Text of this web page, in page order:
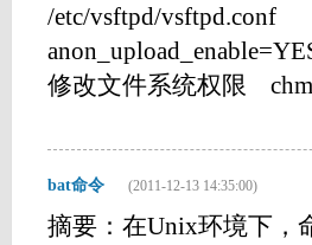
/etc/vsftpd/
修改文件系统权限
bat命令 (2011-12-13 14:35:00)
摘要：在Unix环境下，